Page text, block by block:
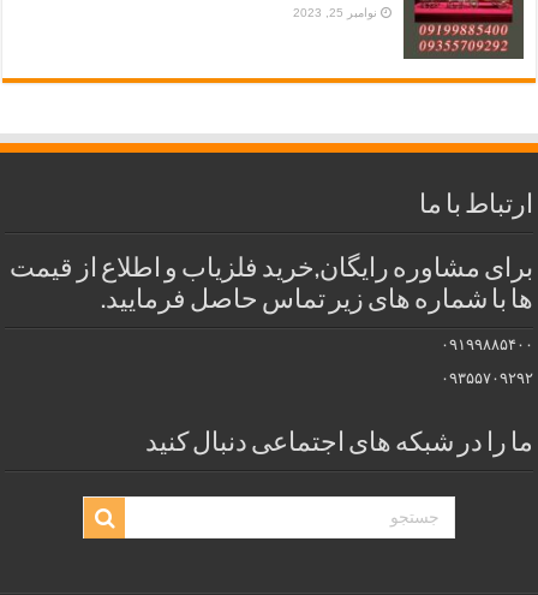
نوامبر 25, 2023
ارتباط با ما
برای مشاوره رایگان,خرید فلزیاب و اطلاع از قیمت
ها با شماره های زیر تماس حاصل فرمایید.
۰۹۱۹۹۸۸۵۴۰۰
۰۹۳۵۵۷۰۹۲۹۲
ما را در شبکه های اجتماعی دنبال کنید